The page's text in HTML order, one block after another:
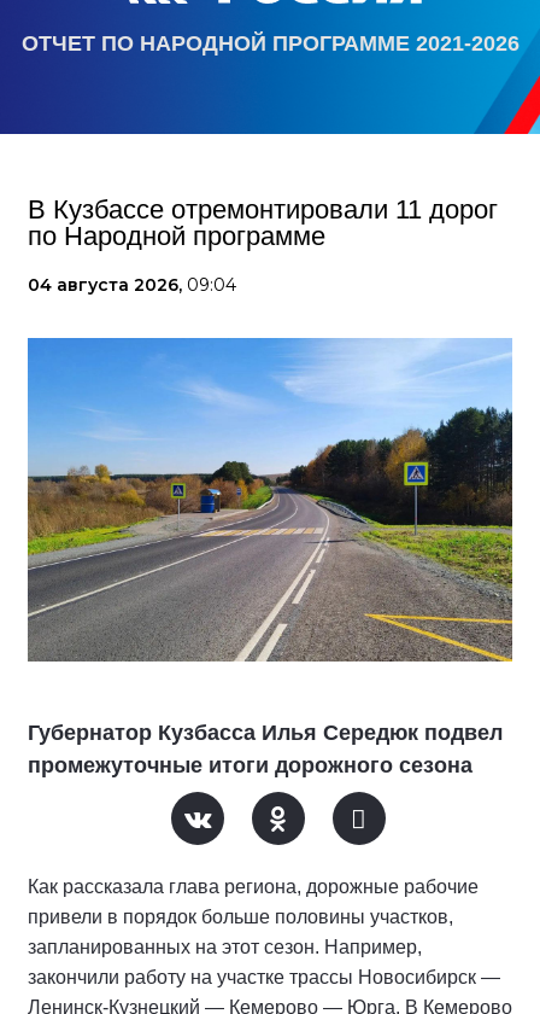
ОТЧЕТ ПО НАРОДНОЙ ПРОГРАММЕ 2021-2026
В Кузбассе отремонтировали 11 дорог
по Народной программе
04 августа 2026, 09:04
Губернатор Кузбасса Илья Середюк подвел
промежуточные итоги дорожного сезона
Как рассказала глава региона, дорожные рабочие
привели в порядок больше половины участков,
запланированных на этот сезон. Например,
закончили работу на участке трассы Новосибирск —
Ленинск-Кузнецкий — Кемерово — Юрга. В Кемерово